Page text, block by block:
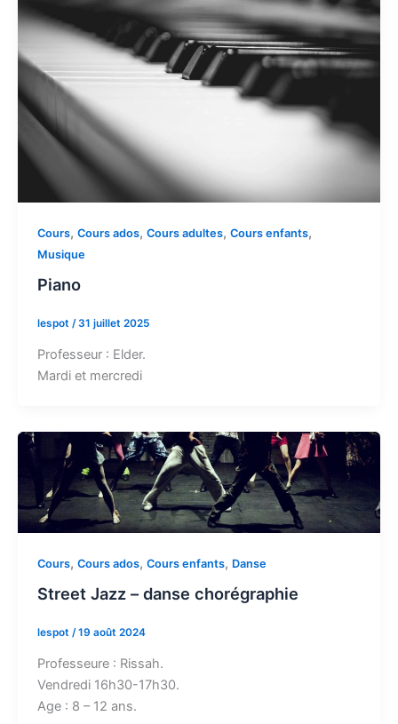
Cours, Cours ados, Cours adultes, Cours enfants,
Musique
Piano
lespot /31 juillet 2025
Professeur : Elder.
Mardi et mercredi
Cours, Cours ados, Cours enfants, Danse
Street Jazz – danse chorégraphie
lespot /19 août 2024
Professeure : Rissah.
Vendredi 16h30-17h30.
Age : 8 – 12 ans.